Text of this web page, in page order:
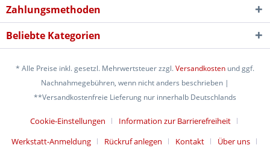
Zahlungsmethoden
Beliebte Kategorien
* Alle Preise inkl. gesetzl. Mehrwertsteuer zzgl.Versandkosten und ggf.
Nachnahmegebühren, wenn nicht anders beschrieben |
**Versandkostenfreie Lieferung nur innerhalb Deutschlands
Cookie-Einstellungen
Information zur Barrierefreiheit
Werkstatt-Anmeldung
Rückruf anlegen Kontakt
Über uns